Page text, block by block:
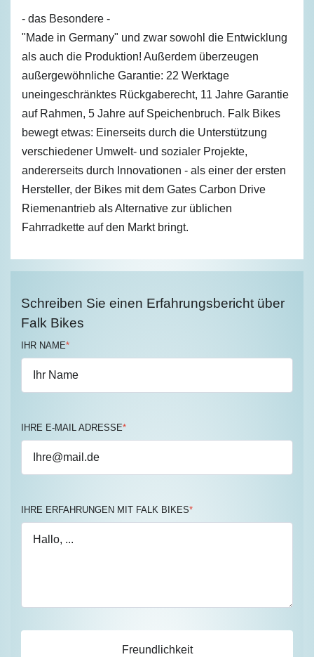
- das Besondere -
"Made in Germany" und zwar sowohl die Entwicklung
als auch die Produktion! Außerdem überzeugen
außergewöhnliche Garantie: 22 Werktage
uneingeschränktes Rückgaberecht, 11 Jahre Garantie
auf Rahmen, 5 Jahre auf Speichenbruch. Falk Bikes
bewegt etwas: Einerseits durch die Unterstützung
verschiedener Umwelt- und sozialer Projekte,
andererseits durch Innovationen - als einer der ersten
Hersteller, der Bikes mit dem Gates Carbon Drive
Riemenantrieb als Alternative zur üblichen
Fahrradkette auf den Markt bringt.
Schreiben Sie einen Erfahrungsbericht über
Falk Bikes
IHR NAME*
IHRE E-MAIL ADRESSE*
IHRE ERFAHRUNGEN MIT FALK BIKES*
Freundlichkeit